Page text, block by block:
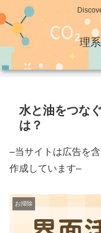
理
水と油をつな
は？
–当サイトは広告を
作成しています–
お掃除